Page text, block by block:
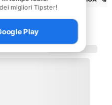
migliori Tipster!
Play